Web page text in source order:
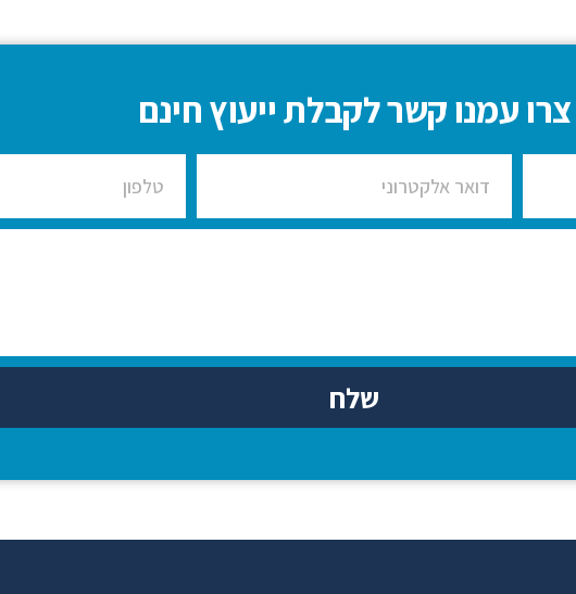
צרו עמנו קשר לקבלת ייעוץ חינם
שלח